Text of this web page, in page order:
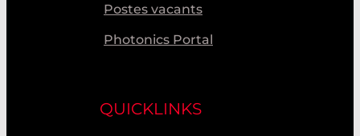
Postes vacants
Photonics Portal
QUICKLINKS